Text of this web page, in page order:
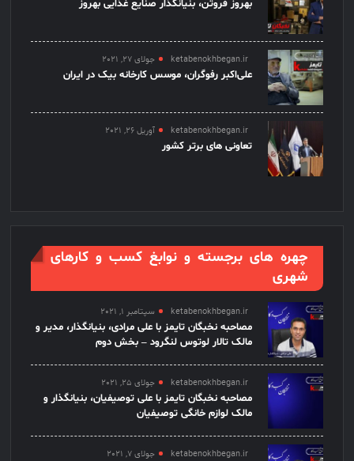
بهروز فروتن، بنیانگذار صنایع غذایی بهروز
ketabenokhbegan.ir جولای 27, 2021
علی‌اکبر رفوگران، موسس کارخانه بیک در ایران
ketabenokhbegan.ir آوریل 26, 2021
تعاونی های برتر کشور
چهره های برجسته و نوابغ کسب و کارهای
شهری
ketabenokhbegan.ir سپتامبر 1, 2021
مصاحبه نخبگان تایمز با علی مرادی، بنیانگذار، مدیر و
مالک تالار لوتوس لنگرود – بخش دوم
ketabenokhbegan.ir جولای 25, 2021
مصاحبه نخبگان تایمز با علی توصیفیان، بنیانگذار و
مالک لوازم خانگی توصیفیان
ketabenokhbegan.ir جولای 7, 2021